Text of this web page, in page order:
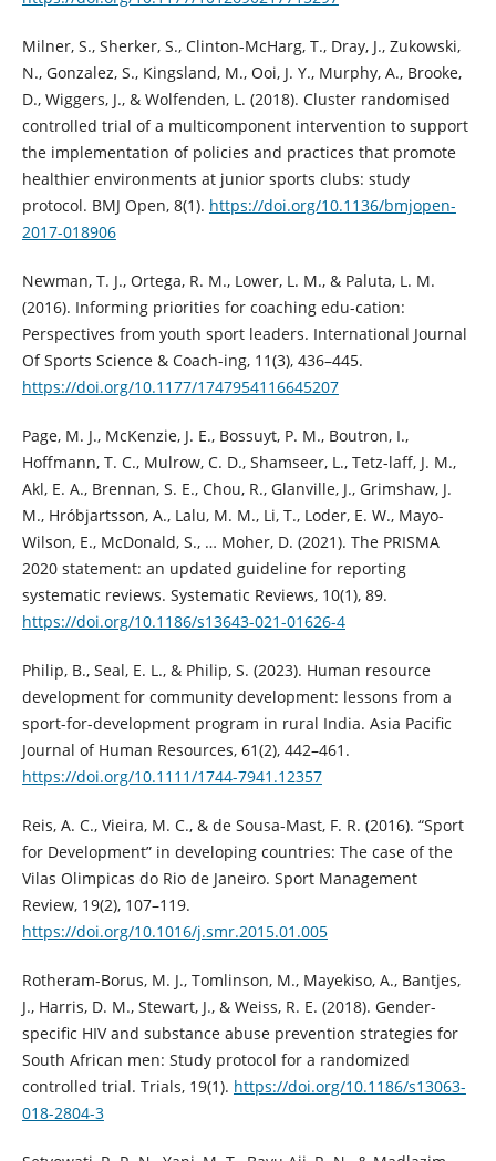
Milner, S., Sherker, S., Clinton-McHarg, T., Dray, J., Zukowski,
N., Gonzalez, S., Kingsland, M., Ooi, J. Y., Murphy, A., Brooke,
D., Wiggers, J., & Wolfenden, L. (2018). Cluster randomised
controlled trial of a multicomponent intervention to support
the implementation of policies and practices that promote
healthier environments at junior sports clubs: study
protocol. BMJ Open, 8(1). https://doi.org/10.1136/bmjopen-
2017-018906
Newman, T. J., Ortega, R. M., Lower, L. M., & Paluta, L. M.
(2016). Informing priorities for coaching edu-cation:
Perspectives from youth sport leaders. International Journal
Of Sports Science & Coach-ing, 11(3), 436–445.
https://doi.org/10.1177/1747954116645207
Page, M. J., McKenzie, J. E., Bossuyt, P. M., Boutron, I.,
Hoffmann, T. C., Mulrow, C. D., Shamseer, L., Tetz-laff, J. M.,
Akl, E. A., Brennan, S. E., Chou, R., Glanville, J., Grimshaw, J.
M., Hróbjartsson, A., Lalu, M. M., Li, T., Loder, E. W., Mayo-
Wilson, E., McDonald, S., … Moher, D. (2021). The PRISMA
2020 statement: an updated guideline for reporting
systematic reviews. Systematic Reviews, 10(1), 89.
https://doi.org/10.1186/s13643-021-01626-4
Philip, B., Seal, E. L., & Philip, S. (2023). Human resource
development for community development: lessons from a
sport-for-development program in rural India. Asia Pacific
Journal of Human Resources, 61(2), 442–461.
https://doi.org/10.1111/1744-7941.12357
Reis, A. C., Vieira, M. C., & de Sousa-Mast, F. R. (2016). “Sport
for Development” in developing countries: The case of the
Vilas Olimpicas do Rio de Janeiro. Sport Management
Review, 19(2), 107–119.
https://doi.org/10.1016/j.smr.2015.01.005
Rotheram-Borus, M. J., Tomlinson, M., Mayekiso, A., Bantjes,
J., Harris, D. M., Stewart, J., & Weiss, R. E. (2018). Gender-
specific HIV and substance abuse prevention strategies for
South African men: Study protocol for a randomized
controlled trial. Trials, 19(1). https://doi.org/10.1186/s13063-
018-2804-3